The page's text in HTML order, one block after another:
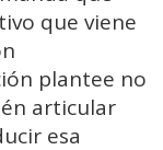
que viene
plantee no
articular
esa